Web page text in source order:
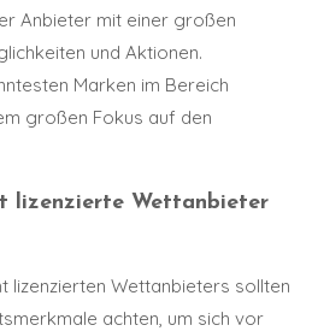
Anbieter mit einer großen
und Aktionen.
Marken im Bereich
großen Fokus auf den
lizenzierte Wettanbieter
lizenzierten Wettanbieters sollten
achten, um sich vor